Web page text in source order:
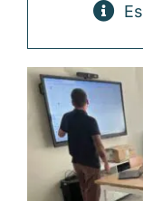
Quiénes somos
¿Qué hacemos?
Actividades